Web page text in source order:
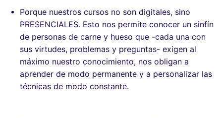
Porque nuestros cursos no son digitales, sino
PRESENCIALES. Esto nos permite conocer un sinfín
de personas de carne y hueso que -cada una con
sus virtudes, problemas y preguntas- exigen al
máximo nuestro conocimiento, nos obligan a
aprender de modo permanente y a personalizar las
técnicas de modo constante.